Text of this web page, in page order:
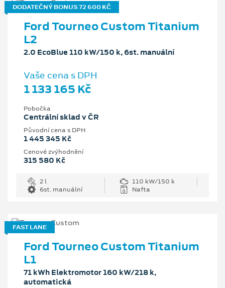
DODATEČNÝ BONUS 72 600 KČ
Ford Tourneo Custom Titanium
L2
2.0 EcoBlue 110 kW/150 k, 6st. manuální
Vaše cena s DPH
1 133 165 Kč
Pobočka
Centrální sklad v ČR
Původní cena s DPH
1 445 345 Kč
Cenové zvýhodnění
315 580 Kč
2 l
110 kW/150 k
6st. manuální
Nafta
FAST LANE
Ford Tourneo Custom Titanium
L1
71 kWh Elektromotor 160 kW/218 k,
automatická